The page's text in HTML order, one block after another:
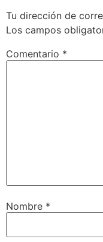
Tu dirección de
Los campos
Comentario *
Nombre *